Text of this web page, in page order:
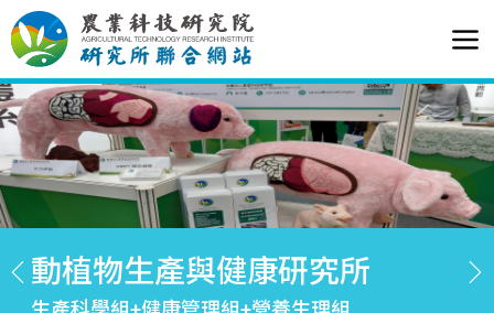
動植物生產與健康研究所